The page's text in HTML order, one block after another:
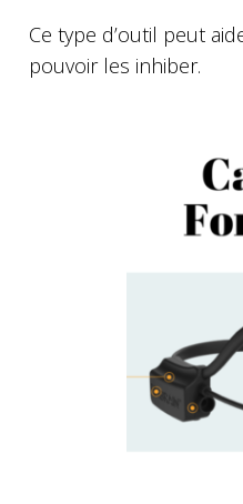
Ce type d’outil peut
pouvoir les inhiber.